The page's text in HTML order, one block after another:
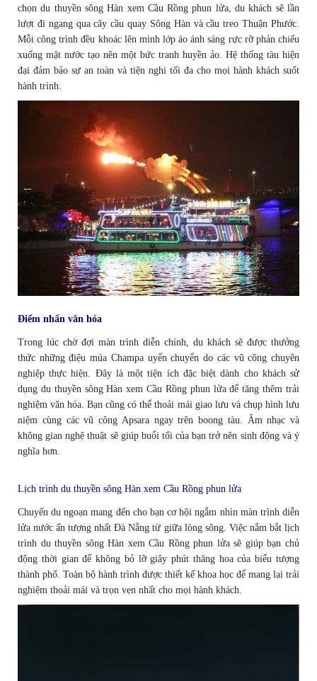
chọn du thuyền sông Hàn xem Cầu Rồng phun lửa, du khách sẽ lần
lượt đi ngang qua cây cầu quay Sông Hàn và cầu treo Thuận Phước.
Mỗi công trình đều khoác lên mình lớp áo ánh sáng rực rỡ phản chiếu
xuống mặt nước tạo nên một bức tranh huyền ảo. Hệ thống tàu hiện
đại đảm bảo sự an toàn và tiện nghi tối đa cho mọi hành khách suốt
hành trình.
Điểm nhấn văn hóa
Trong lúc chờ đợi màn trình diễn chính, du khách sẽ được thưởng
thức những điệu múa Champa uyển chuyển do các vũ công chuyên
nghiệp thực hiện. Đây là một tiện ích đặc biệt dành cho khách sử
dụng du thuyền sông Hàn xem Cầu Rồng phun lửa để tăng thêm trải
nghiệm văn hóa. Bạn cũng có thể thoải mái giao lưu và chụp hình lưu
niệm cùng các vũ công Apsara ngay trên boong tàu. Âm nhạc và
không gian nghệ thuật sẽ giúp buổi tối của bạn trở nên sinh động và ý
nghĩa hơn.
Lịch trình du thuyền sông Hàn xem Cầu Rồng phun lửa
Chuyến du ngoạn mang đến cho bạn cơ hội ngắm nhìn màn trình diễn
lửa nước ấn tượng nhất Đà Nẵng từ giữa lòng sông. Việc nắm bắt lịch
trình du thuyền sông Hàn xem Cầu Rồng phun lửa sẽ giúp bạn chủ
động thời gian để không bỏ lỡ giây phút thăng hoa của biểu tượng
thành phố. Toàn bộ hành trình được thiết kế khoa học để mang lại trải
nghiệm thoải mái và trọn vẹn nhất cho mọi hành khách.